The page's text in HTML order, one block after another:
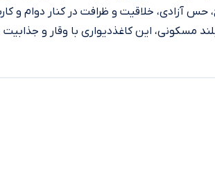
آزادی، خلاقیت و ظرافت در کنار دوام و
بلند مسکونی، این کاغذدیواری با وقار و